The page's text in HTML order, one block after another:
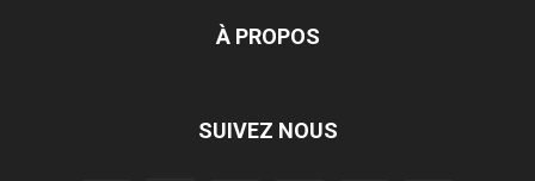
À PROPOS
SUIVEZ NOUS